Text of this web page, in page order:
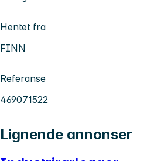
Hentet fra
FINN
Referanse
469071522
Lignende annonser